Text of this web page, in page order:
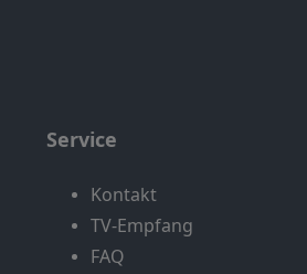
Service
Kontakt
TV-Empfang
FAQ